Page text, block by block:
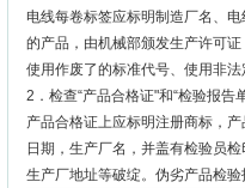
电线每卷标签应标明制造厂名、
的产品，由机械部颁发生产许可
使用作废了的标准代号、使用非
2．检查“产品合格证"和“检验报告
产品合格证上应标明注册商标，
日期，生产厂名，并盖有检验员
生产厂地址等破绽。伪劣产品检